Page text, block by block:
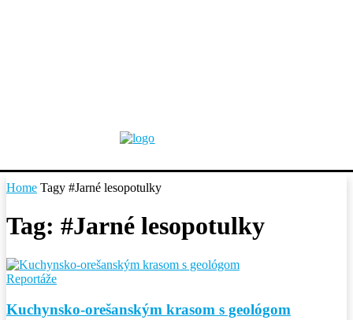
Home Tagy #Jarné lesopotulky
Tag: #Jarné lesopotulky
Reportáže
Kuchynsko-orešanským krasom s geológom